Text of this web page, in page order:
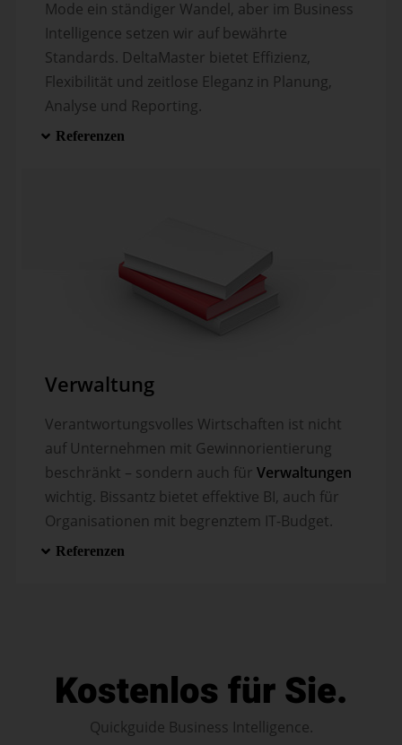
Mode ein ständiger Wandel, aber im Business
Intelligence setzen wir auf bewährte
Standards. DeltaMaster bietet Effizienz,
Flexibilität und zeitlose Eleganz in Planung,
Analyse und Reporting.
Referenzen
Verwaltung
Verantwortungsvolles Wirtschaften ist nicht
auf Unternehmen mit Gewinn­orien­tierung
beschränkt – sondern auch für Verwaltungen
wichtig. Bissantz bietet effektive BI, auch für
Organi­sa­tionen mit begrenztem IT-Budget.
Referenzen
Kostenlos für Sie.
Quickguide Business Intelligence.